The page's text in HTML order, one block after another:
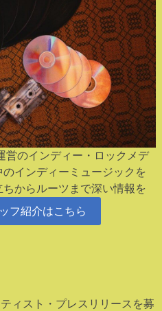
営のインディー・ロックメデ
インディーミュージックを
からルーツまで深い情報を
フ紹介はこちら
ィスト・プレスリリースを募